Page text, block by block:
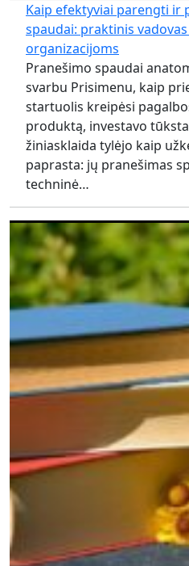
Kaip efektyviai parengti ir
spaudai: praktinis
organizacijoms
Pranešimo spaudai
svarbu Prisimenu, kaip
startuolis kreipėsi
produktą, investavo
žiniasklaida tylėjo kaip
paprasta: jų pranešimas
techninė…